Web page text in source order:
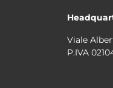
Viale
P.IVA